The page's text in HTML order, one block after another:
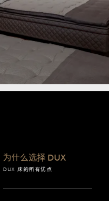
为什么选择 DUX
DUX 床的所有优点